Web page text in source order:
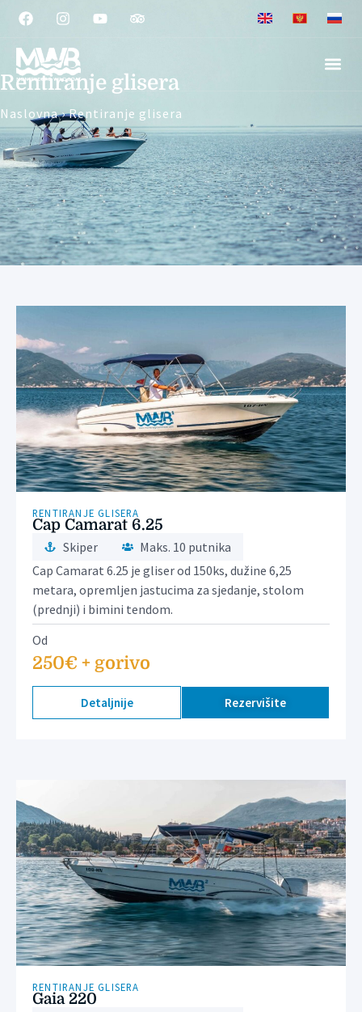
Rentiranje glisera
Naslovna›Rentiranje glisera
RENTIRANJE GLISERA
Cap Camarat 6.25
Skiper
Maks. 10 putnika
Cap Camarat 6.25 je gliser od 150ks, dužine 6,25
metara, opremljen jastucima za sjedanje, stolom
(prednji) i bimini tendom.
Od
250€ + gorivo
Detaljnije Rezervišite
RENTIRANJE GLISERA
Gaia 220